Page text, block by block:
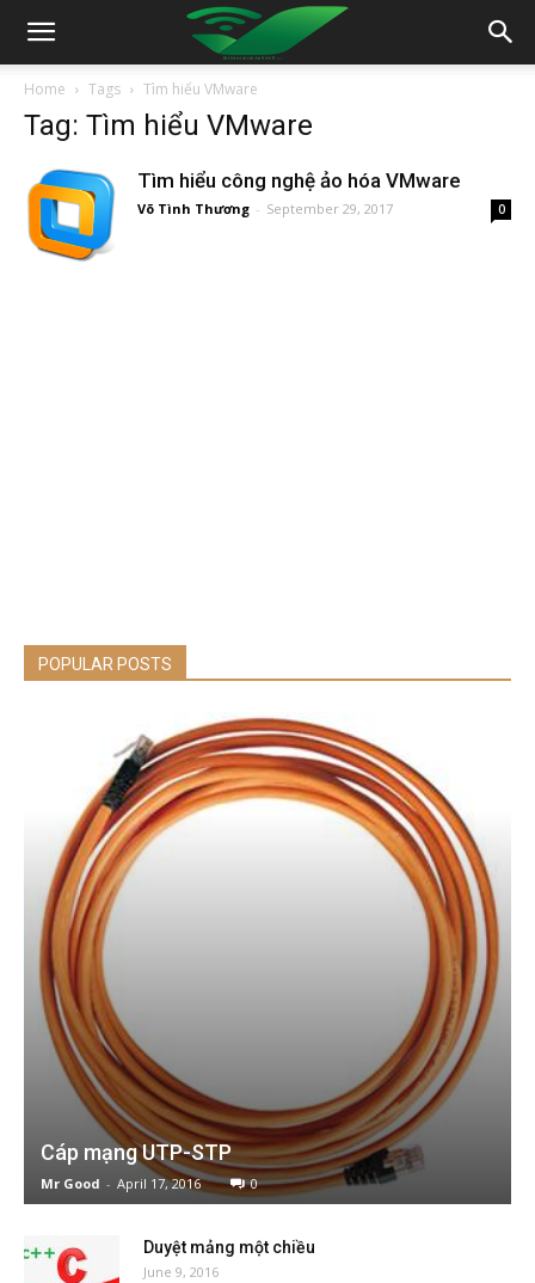
Home Tags Tìm hiểu VMware
Tag: Tìm hiểu VMware
Tìm hiểu công nghệ ảo hóa VMware
Võ Tình Thương - September 29, 2017 0
POPULAR POSTS
Cáp mạng UTP-STP
Mr Good - April 17, 2016 0
Duyệt mảng một chiều
June 9, 2016